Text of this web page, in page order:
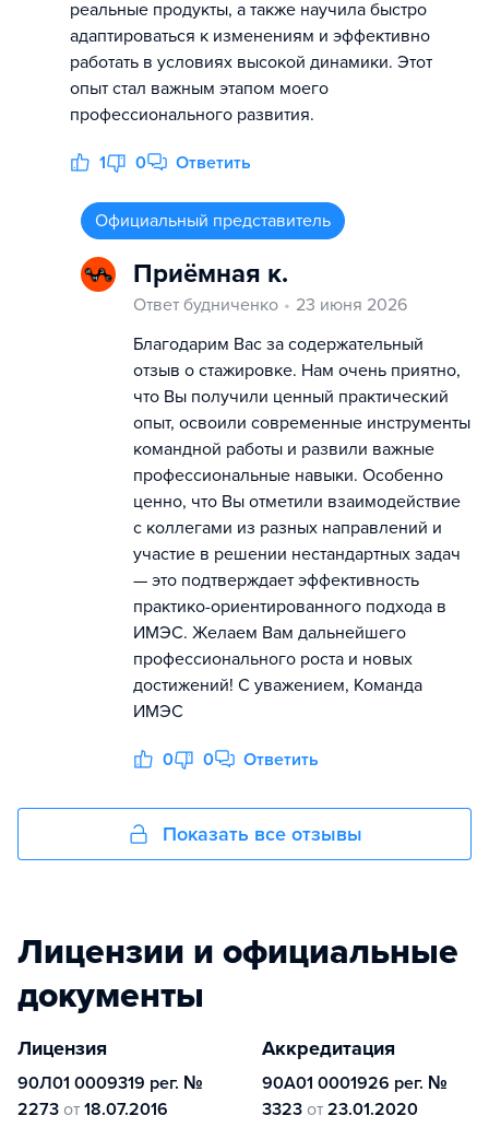
реальные продукты, а также научила быстро
адаптироваться к изменениям и эффективно
работать в условиях высокой динамики. Этот
опыт стал важным этапом моего
профессионального развития.
1 0 Ответить
Официальный представитель
Приёмная к.
Ответ будниченко
23 июня 2026
Благодарим Вас за содержательный
отзыв о стажировке. Нам очень приятно,
что Вы получили ценный практический
опыт, освоили современные инструменты
командной работы и развили важные
профессиональные навыки. Особенно
ценно, что Вы отметили взаимодействие
с коллегами из разных направлений и
участие в решении нестандартных задач
— это подтверждает эффективность
практико-ориентированного подхода в
ИМЭС. Желаем Вам дальнейшего
профессионального роста и новых
достижений! С уважением, Команда
ИМЭС
0 0 Ответить
Показать все отзывы
Лицензии и официальные
документы
Лицензия
90Л01 0009319 рег. №
2273 от 18.07.2016
Аккредитация
90А01 0001926 рег. №
3323 от 23.01.2020